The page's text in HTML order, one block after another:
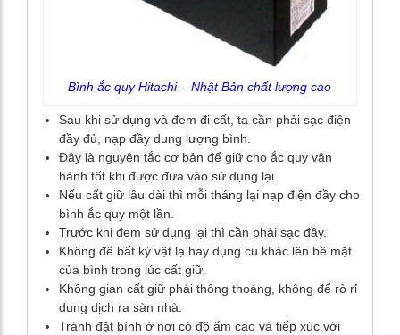
Bình ắc quy Hitachi – Nhật Bản chất lượng cao
Sau khi sử dụng và đem đi cất, ta cần phải sạc điện
đầy đủ, nạp đầy dung lượng bình.
Đây là nguyên tắc cơ bản để giữ cho ắc quy vận
hành tốt khi được đưa vào sử dụng lại.
Nếu cất giữ lâu dài thì mỗi tháng lại nạp điện đầy cho
bình ắc quy một lần.
Trước khi đem sử dụng lại thì cần phải sạc đầy.
Không để bất kỳ vật lạ hay dụng cụ khác lên bề mặt
của bình trong lúc cất giữ.
Không gian cất giữ phải thông thoáng, không để rò rỉ
dung dịch ra sàn nhà.
Tránh đặt bình ở nơi có độ ẩm cao và tiếp xúc với